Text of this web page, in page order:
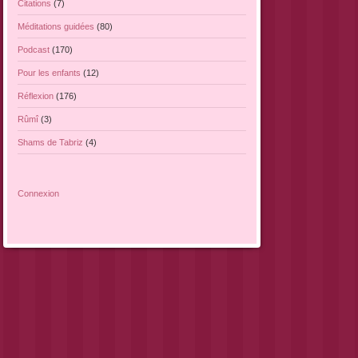
Citations (7)
Méditations guidées (80)
Podcast (170)
Pour les enfants (12)
Réflexion (176)
Rûmî (3)
Shams de Tabriz (4)
Connexion